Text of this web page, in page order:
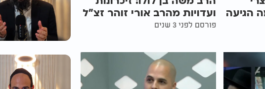
הגיעה
ועדויות מהרב אורי זוהר זצ"ל
פורסם לפני 3 שנים